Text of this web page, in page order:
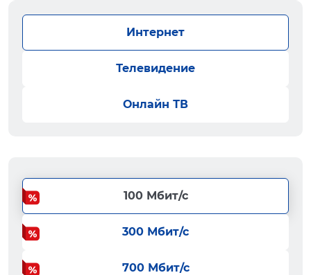
Интернет
Телевидение
Онлайн ТВ
100 Мбит/с
300 Мбит/с
700 Мбит/с